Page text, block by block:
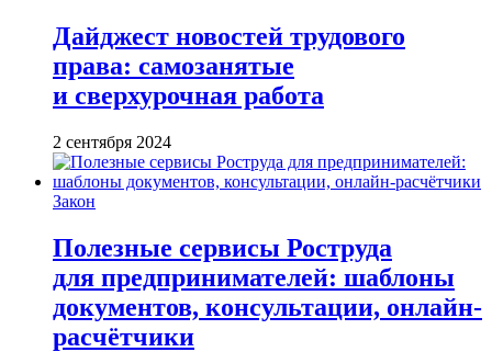
Дайджест новостей трудового
права: самозанятые
и сверхурочная работа
2 сентября 2024
Закон
Полезные сервисы Роструда
для предпринимателей: шаблоны
документов, консультации, онлайн-
расчётчики